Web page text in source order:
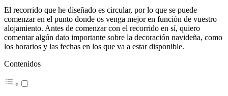
El recorrido que he diseñado es circular, por lo que se puede
comenzar en el punto donde os venga mejor en función de vuestro
alojamiento. Antes de comenzar con el recorrido en sí, quiero
comentar algún dato importante sobre la decoración navideña, como
los horarios y las fechas en los que va a estar disponible.
Contenidos